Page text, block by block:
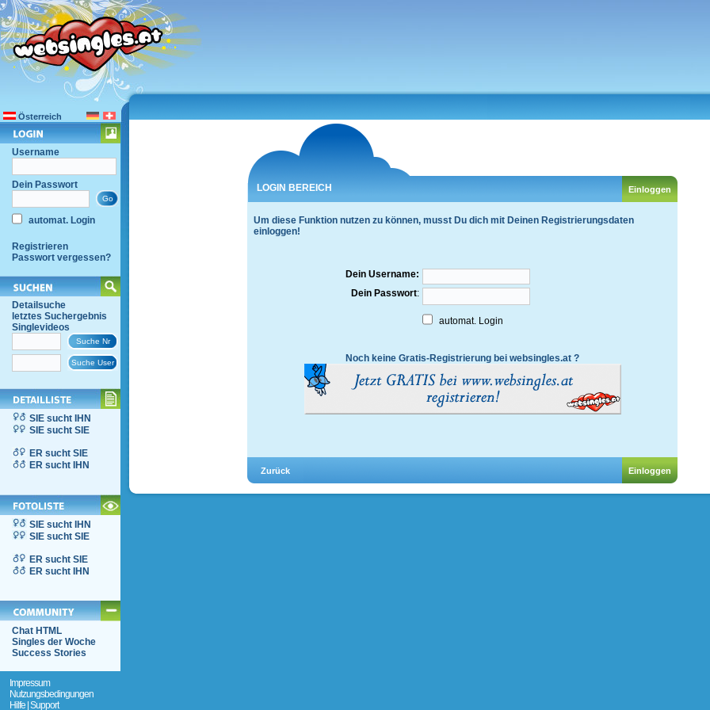
Österreich
Username
Dein Passwort
automat. Login
Registrieren
Passwort vergessen?
Detailsuche
letztes Suchergebnis
Singlevideos
SIE sucht IHN
SIE sucht SIE
ER sucht SIE
ER sucht IHN
SIE sucht IHN
SIE sucht SIE
ER sucht SIE
ER sucht IHN
Chat HTML
Singles der Woche
Success Stories
Impressum
Nutzungsbedingungen
Hilfe | Support
LOGIN BEREICH
Um diese Funktion nutzen zu können, musst Du dich mit Deinen Registrierungsdaten
einloggen!
Dein Username:
Dein Passwort:
automat. Login
Noch keine Gratis-Registrierung bei websingles.at ?